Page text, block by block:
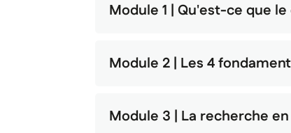
Module 1 | Qu'est-ce
Module 2 | Les 4
Module 3 | La recherche